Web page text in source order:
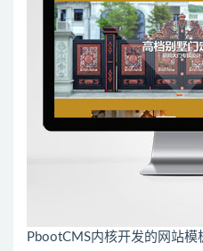
PbootCMS内核开发的网站